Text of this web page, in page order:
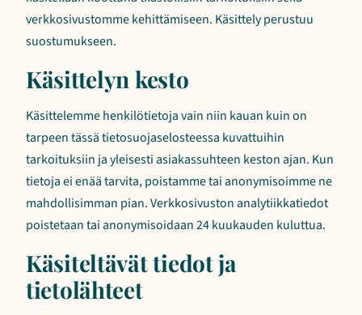
verkkosivustomme kehittämiseen. Käsittely perustuu
suostumukseen.
Käsittelyn kesto
Käsittelemme henkilötietoja vain niin kauan kuin on
tarpeen tässä tietosuojaselosteessa kuvattuihin
tarkoituksiin ja yleisesti asiakassuhteen keston ajan. Kun
tietoja ei enää tarvita, poistamme tai anonymisoimme ne
mahdollisimman pian. Verkkosivuston analytiikkatiedot
poistetaan tai anonymisoidaan 24 kuukauden kuluttua.
Käsiteltävät tiedot ja
tietolähteet